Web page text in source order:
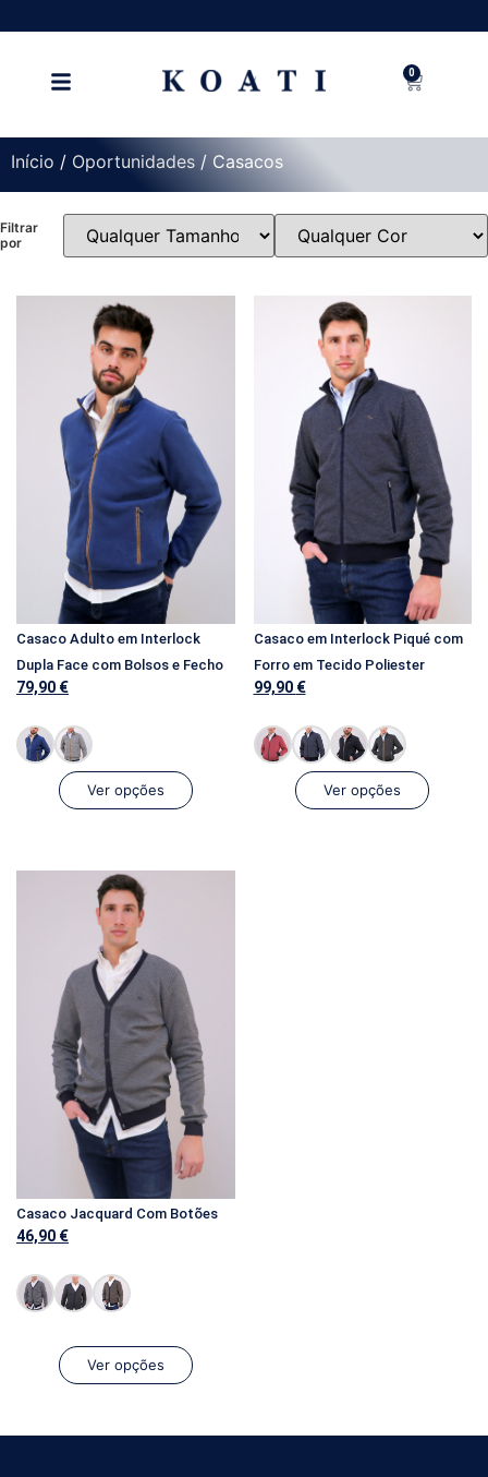
0
Início / Oportunidades / Casacos
Filtrar
por
Casaco Adulto em Interlock
Dupla Face com Bolsos e Fecho
79,90 €
Ver opções
Casaco em Interlock Piqué com
Forro em Tecido Poliester
99,90 €
Ver opções
Casaco Jacquard Com Botões
46,90 €
Ver opções